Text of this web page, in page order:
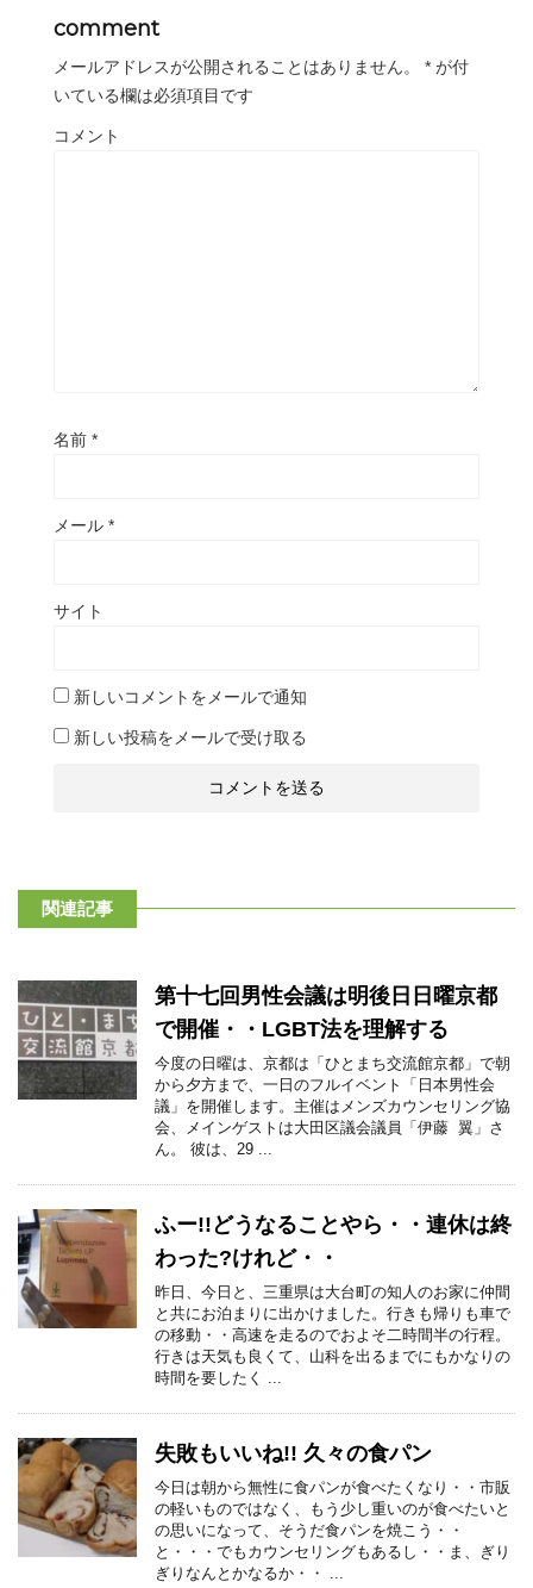
comment
メールアドレスが公開されることはありません。 * が付
いている欄は必須項目です
コメント
名前 *
メール *
サイト
新しいコメントをメールで通知
新しい投稿をメールで受け取る
関連記事
第十七回男性会議は明後日日曜京都
で開催・・LGBT法を理解する
今度の日曜は、京都は「ひとまち交流館京都」で朝
から夕方まで、一日のフルイベント「日本男性会
議」を開催します。主催はメンズカウンセリング協
会、メインゲストは大田区議会議員「伊藤 翼」さ
ん。 彼は、29 ...
ふー!!どうなることやら・・連休は終
わった?けれど・・
昨日、今日と、三重県は大台町の知人のお家に仲間
と共にお泊まりに出かけました。行きも帰りも車で
の移動・・高速を走るのでおよそ二時間半の行程。
行きは天気も良くて、山科を出るまでにもかなりの
時間を要したく ...
失敗もいいね!! 久々の食パン
今日は朝から無性に食パンが食べたくなり・・市販
の軽いものではなく、もう少し重いのが食べたいと
の思いになって、そうだ食パンを焼こう・・
と・・・でもカウンセリングもあるし・・ま、ぎり
ぎりなんとかなるか・・ ...